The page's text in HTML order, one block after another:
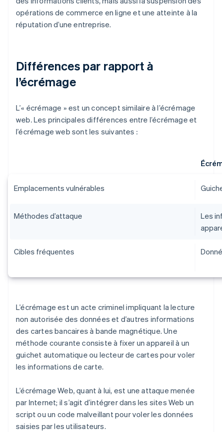
opérations de commerce en ligne et une atteinte à la
réputation d’une entreprise.
Différences par rapport à
l’écrémage
L’« écrémage » est un concept similaire à l’écrémage
web. Les principales différences entre l’écrémage et
l’écrémage web sont les suivantes :
Emplacements vulnérables
Méthodes d’attaque
Les
Cibles fréquentes
L’écrémage est un acte criminel impliquant la lecture
non autorisée des données et d’autres informations
des cartes bancaires à bande magnétique. Une
méthode courante consiste à fixer un appareil à un
guichet automatique ou lecteur de cartes pour voler
les informations de carte.
L’écrémage Web, quant à lui, est une attaque menée
par Internet; il s’agit d’intégrer dans les sites Web un
script ou un code malveillant pour voler les données
saisies par les utilisateurs.